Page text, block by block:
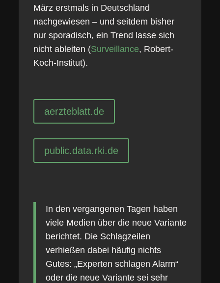
März erstmals in Deutschland
nachgewiesen – und seitdem bisher
nur sporadisch, ein Trend lasse sich
nicht ableiten (Surveillance, Robert-
Koch-Institut).
aerzteblatt.de
public.data.rki.de
In den vergangenen Tagen haben
viele Medien über die neue Variante
berichtet. Die Schlagzeilen
verhießen dabei häufig nichts
Gutes: „Experten schlagen Alarm“
oder die neue Variante sei sehr